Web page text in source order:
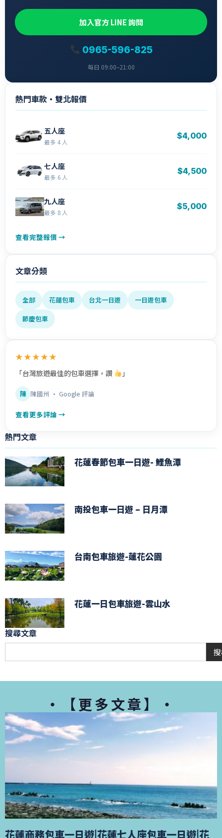
加入官方 LINE 詢問
0965-596-825
每日 09:00–21:00
熱門車款・雙北報價
五人座
最多 4 人
$4,000
七人座
最多 6 人
$4,500
九人座
最多 8 人
$5,000
查看完整報價 →
文章分類
全部 花蓮包車 台北一日遊
一日遊包車
節慶包車
★★★★★
「台灣旅遊最佳的包車選擇，讚 」
陳 陳國州 · Google 評論
查看更多評論 →
熱門文章
花蓮春節包車一日遊- 鯉魚潭
南投包車一日遊 – 日月潭
台南包車旅遊-蓮花公園
花蓮一日包車旅遊-雲山水
搜尋文章
・【更多文章】・
花蓮商務包車一日遊|花蓮七人座包車一日遊|花